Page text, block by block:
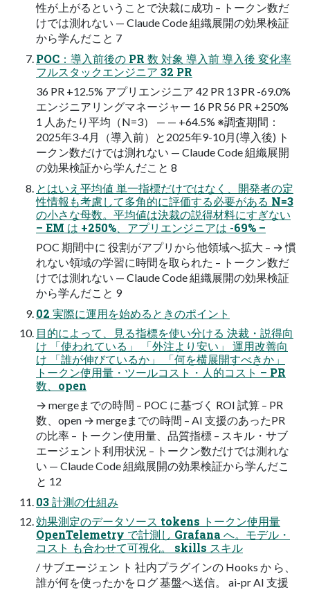
性が上がるということで決裁に成功 – トークン数だ
けでは測れない — Claude Code 組織展開の効果検証
から学んだこと 7
POC：導入前後の PR 数 対象 導入前 導入後 変化率
フルスタックエンジニア 32 PR
36 PR +12.5% アプリエンジニア 42 PR 13 PR -69.0%
エンジニアリングマネージャー 16 PR 56 PR +250%
1 人あたり平均（N=3） — — +64.5% ※調査期間：
2025年3-4月（導入前）と2025年9-10月(導入後) ト
ークン数だけでは測れない — Claude Code 組織展開
の効果検証から学んだこと 8
とはいえ平均値 単一指標だけではなく、開発者の定
性情報も考慮して多角的に評価する必要がある N=3
の小さな母数。平均値は決裁の説得材料にすぎない
– EM は +250%、アプリエンジニアは -69% –
POC 期間中に 役割がアプリから他領域へ拡大 – → 慣
れない領域の学習に時間を取られた – トークン数だ
けでは測れない — Claude Code 組織展開の効果検証
から学んだこと 9
02 実際に運用を始めるときのポイント
目的によって、見る指標を使い分ける 決裁・説得向
け 「使われている」 「外注より安い」 運用改善向
け 「誰が伸びているか」 「何を横展開すべきか」
トークン使用量・ツールコスト・人的コスト – PR
数、open
→ mergeまでの時間 – POC に基づく ROI 試算 – PR
数、open → mergeまでの時間 – AI 支援のあったPR
の比率 – トークン使用量、品質指標 – スキル・サブ
エージェント利用状況 – トークン数だけでは測れな
い — Claude Code 組織展開の効果検証から学んだこ
と 12
03 計測の仕組み
効果測定のデータソース tokens トークン使用量
OpenTelemetry で計測し Grafana へ。モデル・
コスト も合わせて可視化。 skills スキル
/ サブエージェン ト 社内プラグインの Hooks か ら、
誰が何を使ったかをログ 基盤へ送信。 ai-pr AI 支援